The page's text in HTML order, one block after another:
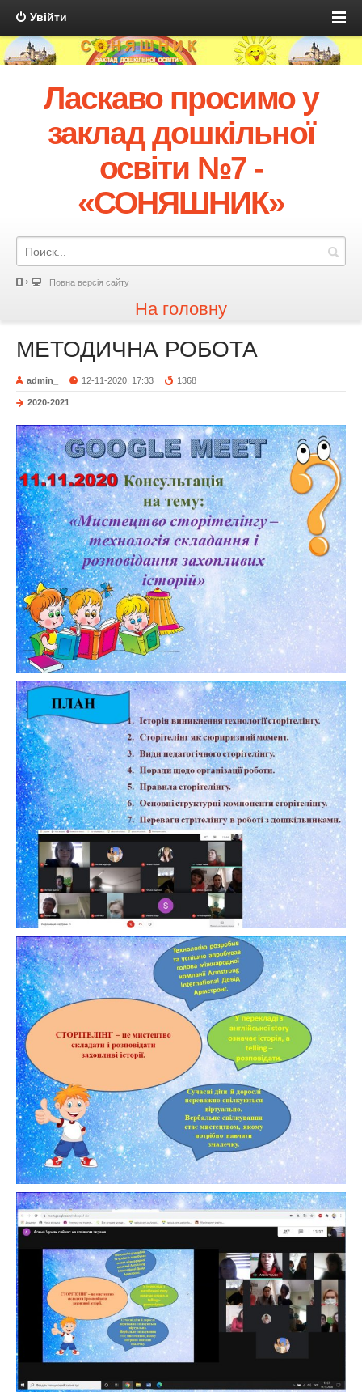
Увійти
Ласкаво просимо у
заклад дошкільної
освіти №7 -
«СОНЯШНИК»
Повна версія сайту
На головну
МЕТОДИЧНА РОБОТА
admin_ 12-11-2020, 17:33 1368
2020-2021